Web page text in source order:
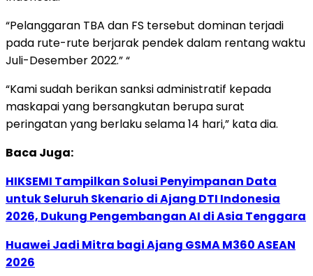
“Pelanggaran TBA dan FS tersebut dominan terjadi
pada rute-rute berjarak pendek dalam rentang waktu
Juli-Desember 2022.” “
“Kami sudah berikan sanksi administratif kepada
maskapai yang bersangkutan berupa surat
peringatan yang berlaku selama 14 hari,” kata dia.
Baca Juga:
HIKSEMI Tampilkan Solusi Penyimpanan Data
untuk Seluruh Skenario di Ajang DTI Indonesia
2026, Dukung Pengembangan AI di Asia Tenggara
Huawei Jadi Mitra bagi Ajang GSMA M360 ASEAN
2026